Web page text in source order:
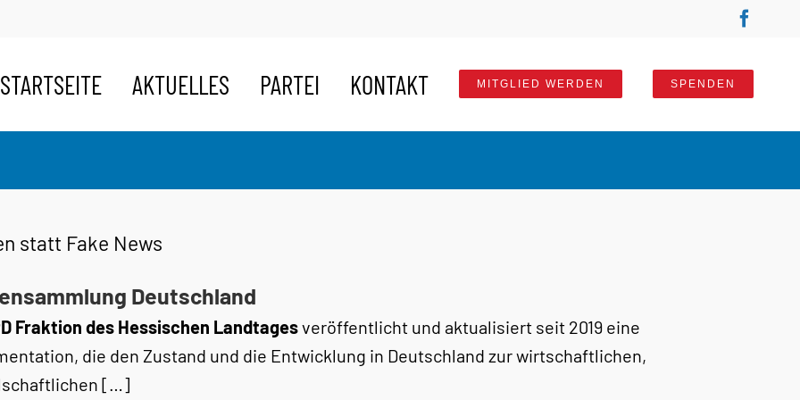
STARTSEITE AKTUELLES PARTEI KONTAKT MITGLIED WERDEN SPENDEN
statt Fake News
Deutschland
Fraktion des Hessischen Landtagesveröffentlicht und aktualisiert seit 2019 eine
die den Zustand und die Entwicklung in Deutschland zur wirtschaftlichen,
[…]